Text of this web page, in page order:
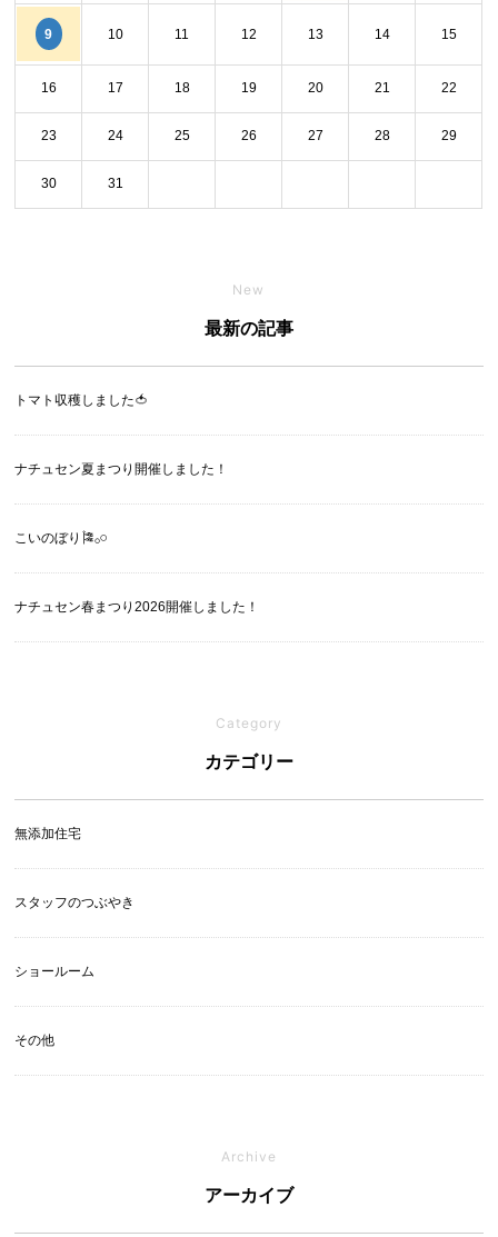
9 10 11 12 13 14 15
16 17 18 19 20 21 22
23 24 25 26 27 28 29
30 31
New
最新の記事
トマト収穫しました🍅
ナチュセン夏まつり開催しました！
こいのぼり🎏‪𓂂𓏸
ナチュセン春まつり2026開催しました！
Category
カテゴリー
無添加住宅
スタッフのつぶやき
ショールーム
その他
Archive
アーカイブ